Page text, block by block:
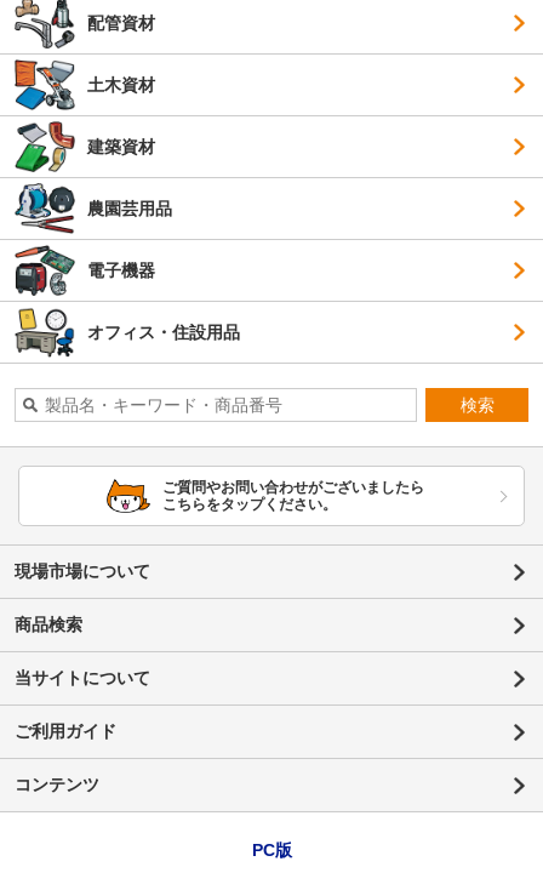
配管資材
土木資材
建築資材
農園芸用品
電子機器
オフィス・住設用品
検索
ご質問やお問い合わせがございましたら
こちらをタップください。
現場市場について
商品検索
当サイトについて
ご利用ガイド
コンテンツ
PC版